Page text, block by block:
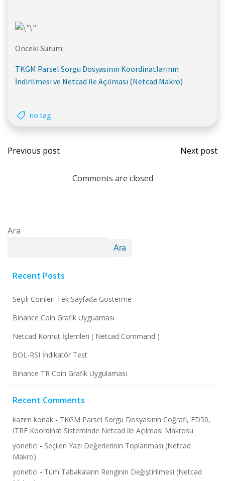
Önceki Sürüm:
TKGM Parsel Sorgu Dosyasının Koordinatlarının
İndirilmesi ve Netcad ile Açılması (Netcad Makro)
no tag
Previous post Next post
Comments are closed
Ara
Ara
Recent Posts
Seçili Coinleri Tek Sayfada Gösterme
Binance Coin Grafik Uyguaması
Netcad Komut İşlemleri ( Netcad Command )
BOL-RSI İndikatör Test
Binance TR Coin Grafik Uygulaması
Recent Comments
kazım konak - TKGM Parsel Sorgu Dosyasının Coğrafi, ED50,
ITRF Koordinat Sisteminde Netcad ile Açılması Makrosu
yonetici - Seçilen Yazı Değerlerinin Toplanması (Netcad
Makro)
yonetici - Tüm Tabakaların Renginin Değiştirilmesi (Netcad